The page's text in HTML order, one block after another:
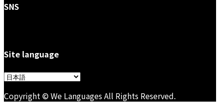
SNS
Site language
言
を
Copyright © We Languages All Rights Reserved.